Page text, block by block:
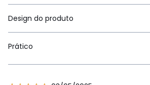
Design do produto
Prático